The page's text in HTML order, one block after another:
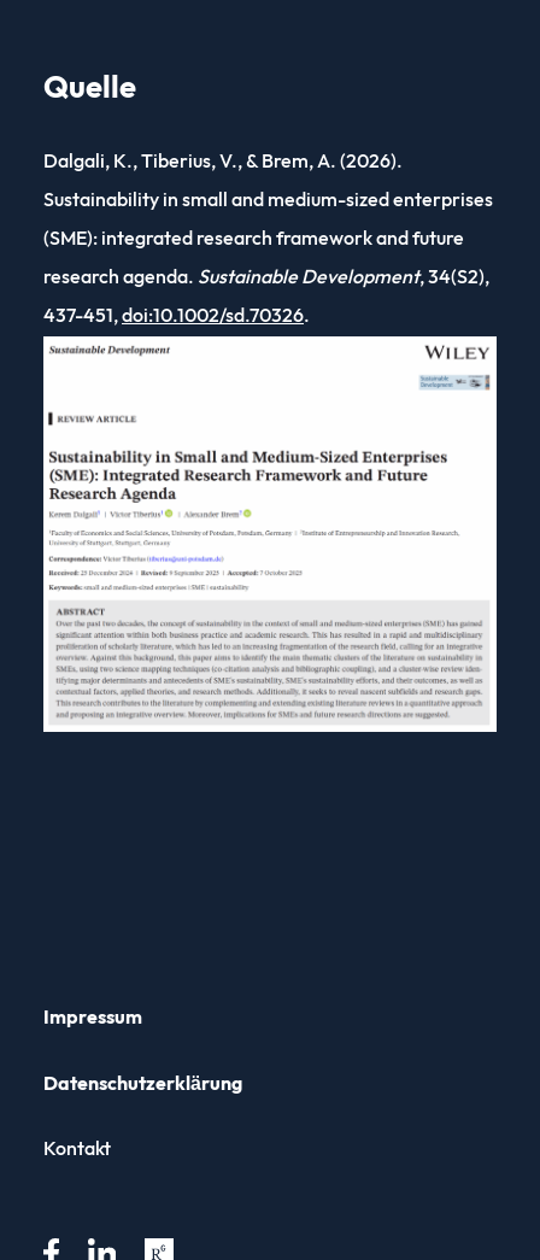
Quelle
Dalgali, K., Tiberius, V., & Brem, A. (2026).
Sustainability in small and medium-sized enterprises
(SME): integrated research framework and future
research agenda. Sustainable Development, 34(S2),
437-451,doi:10.1002/sd.70326.
Impressum
Datenschutz­erklärung
Kontakt